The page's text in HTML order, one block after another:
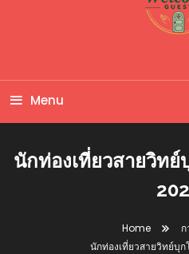
เกมที่มีฟรีสปิ
ลงทุนเติมเงิน
Menu
นักท่องเที่ยวสายวิทย์
Home
นักท่องเที่ยวสายวิทย์บุก